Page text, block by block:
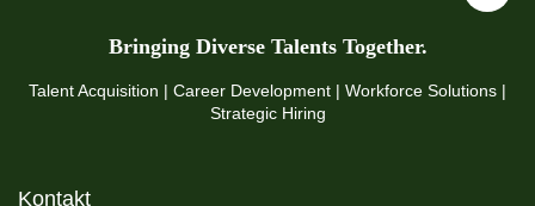
Bringing Diverse Talents Together.
Talent Acquisition | Career Development | Workforce Solutions |
Strategic Hiring
Kontakt